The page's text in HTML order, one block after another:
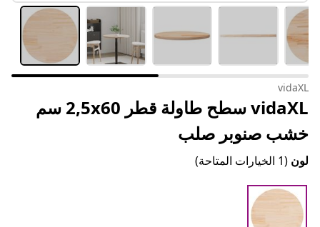
vidaXL
vidaXL سطح طاولة قطر 2,5x60 سم
خشب صنوبر صلب
لون (1 الخيارات المتاحة)